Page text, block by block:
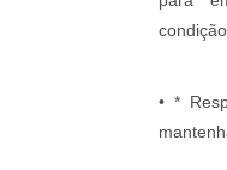
condição
• *